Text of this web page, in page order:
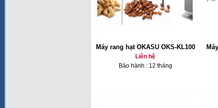
Máy rang hạt OKASU OKS-KL100
Liên hệ
Bảo hành : 12 tháng